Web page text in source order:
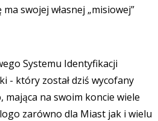
swojej własnej „misiowej”
Systemu Identyfikacji
- który został dziś wycofany
mająca na swoim koncie wiele
zarówno dla Miast jak i wielu